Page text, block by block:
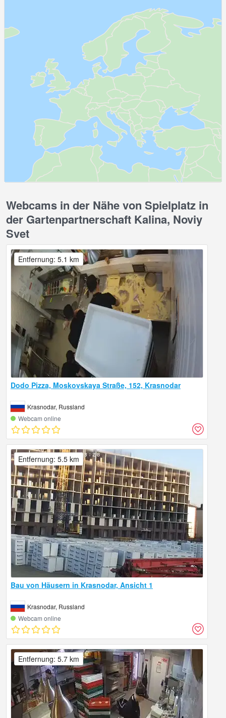
Webcams in der Nähe von Spielplatz in
der Gartenpartnerschaft Kalina, Noviy
Svet
Dodo Pizza, Moskovskaya Straße, 152, Krasnodar
Krasnodar, Russland
Webcam online
Entfernung: 5.1 km
Bau von Häusern in Krasnodar, Ansicht 1
Krasnodar, Russland
Webcam online
Entfernung: 5.5 km
Entfernung: 5.7 km